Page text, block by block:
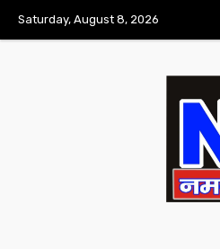
Saturday, August 8, 2026